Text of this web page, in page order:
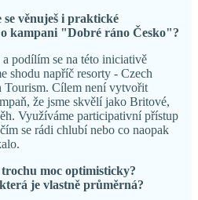
věnuješ i praktické
kampani "Dobré ráno Česko"?
podílím se na této iniciativě
shodu napříč resorty - Czech
Tourism. Cílem není vytvořit
že jsme skvělí jako Britové,
Využíváme participativní přístup
se rádi chlubí nebo co naopak
moc optimisticky?
je vlastně průměrná?